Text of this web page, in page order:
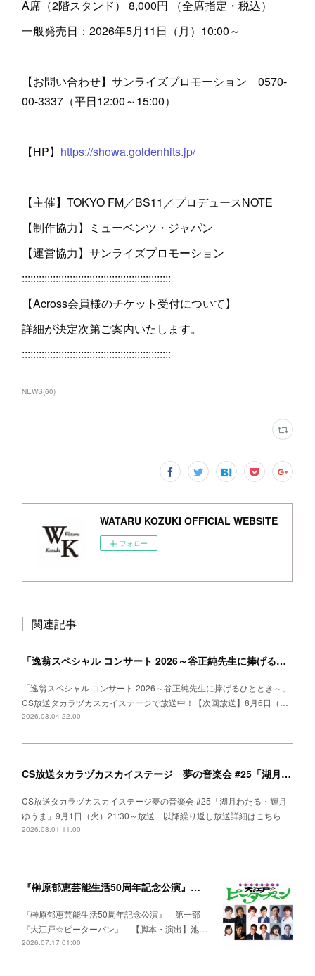
A席（2階スタンド） 8,000円 （全席指定・税込）
一般発売日：2026年5月11日（月）10:00～
【お問い合わせ】サンライズプロモーション 0570-
00-3337（平日12:00～15:00）
【HP】 https://showa.goldenhits.jp/
【主催】TOKYO FM／BS11／プロデュースNOTE
【制作協力】ミューベンツ・ジャパン
【運営協力】サンライズプロモーション
:::::::::::::::::::::::::::::::::::::::::::::::::::::
【Across会員様のチケット受付について】
詳細が決定次第ご案内いたします。
:::::::::::::::::::::::::::::::::::::::::::::::::::::
NEWS(60)
WATARU KOZUKI OFFICIAL WEBSITE
フォロー
関連記事
「逸翁スペシャル コンサート 2026～谷正純先生に捧げるひととき～」CS放送タカラヅカスカイステージ 放送中！
「逸翁スペシャル コンサート 2026～谷正純先生に捧げるひととき～」
CS放送タカラヅカスカイステージで放送中！【次回放送】8月6日（…
2026.08.04 22:00
CS放送タカラヅカスカイステージ 夢の音楽会 #25「湖月わたる・輝月ゆうま」
CS放送タカラヅカスカイステージ夢の音楽会 #25「湖月わたる・輝月
ゆうま」9月1日（火）21:30～放送 以降繰り返し放送詳細はこちら
2026.08.01 11:00
『榊原郁恵芸能生活50周年記念公演』出演決定！
『榊原郁恵芸能生活50周年記念公演』 第一部
『大江戸☆ピーターパン』 【脚本・演出】池…
2026.07.17 01:00